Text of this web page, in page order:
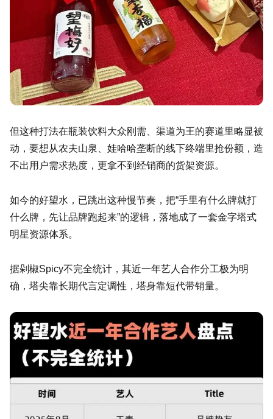
但这种打法在瓶装饮料大众刚需、渠道为王的赛道里略显被
动，要想从农夫山泉、娃哈哈垄断的线下终端里抢份额，造
不出用户需求热度，更拿不到经销商的货架资源。
如今的好望水，已跳出这种慢节奏，把“手里有什么牌就打
什么牌，先让品牌跑起来”的逻辑，落地成了一套金字塔式
明星资源体系。
据剁椒Spicy不完全统计，其近一年艺人合作分工极为明
确，塔尖靠长期代言定调性，塔身靠短代带销量。